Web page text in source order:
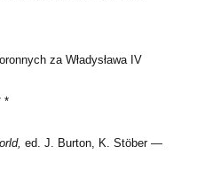
za Władysława IV
*
ed. J. Burton, K. Stöber —